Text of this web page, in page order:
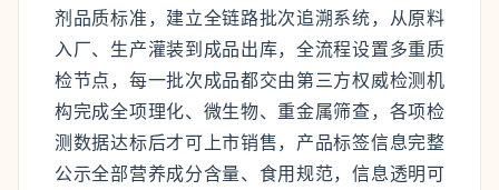
剂品质标准，建立全链路批次追溯系统，从原料
入厂、生产灌装到成品出库，全流程设置多重质
检节点，每一批次成品都交由第三方权威检测机
构完成全项理化、微生物、重金属筛查，各项检
测数据达标后才可上市销售，产品标签信息完整
公示全部营养成分含量、食用规范，信息透明可